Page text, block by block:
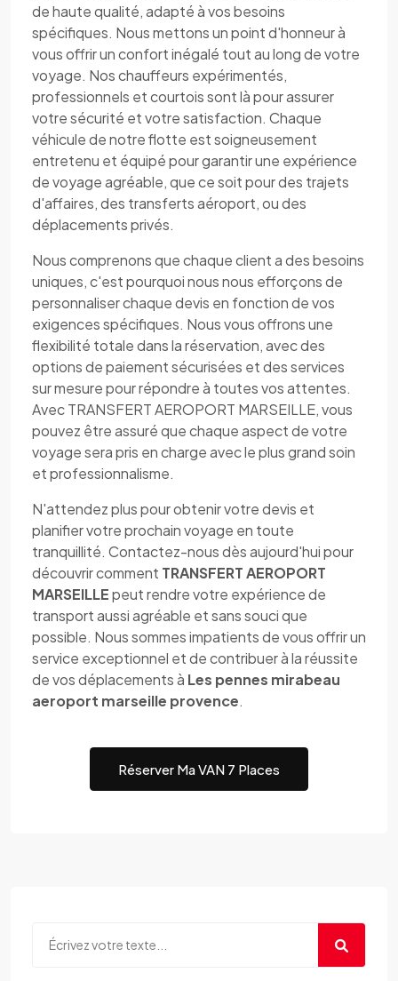
de haute qualité, adapté à vos besoins
spécifiques. Nous mettons un point d'honneur à
vous offrir un confort inégalé tout au long de votre
voyage. Nos chauffeurs expérimentés,
professionnels et courtois sont là pour assurer
votre sécurité et votre satisfaction. Chaque
véhicule de notre flotte est soigneusement
entretenu et équipé pour garantir une expérience
de voyage agréable, que ce soit pour des trajets
d'affaires, des transferts aéroport, ou des
déplacements privés.
Nous comprenons que chaque client a des besoins
uniques, c'est pourquoi nous nous efforçons de
personnaliser chaque devis en fonction de vos
exigences spécifiques. Nous vous offrons une
flexibilité totale dans la réservation, avec des
options de paiement sécurisées et des services
sur mesure pour répondre à toutes vos attentes.
Avec TRANSFERT AEROPORT MARSEILLE, vous
pouvez être assuré que chaque aspect de votre
voyage sera pris en charge avec le plus grand soin
et professionnalisme.
N'attendez plus pour obtenir votre devis et
planifier votre prochain voyage en toute
tranquillité. Contactez-nous dès aujourd'hui pour
découvrir comment TRANSFERT AEROPORT
MARSEILLEpeut rendre votre expérience de
transport aussi agréable et sans souci que
possible. Nous sommes impatients de vous offrir un
service exceptionnel et de contribuer à la réussite
de vos déplacements à Les pennes mirabeau
aeroport marseille provence.
Réserver Ma VAN 7 Places